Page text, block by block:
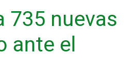
735 nuevas
ante el